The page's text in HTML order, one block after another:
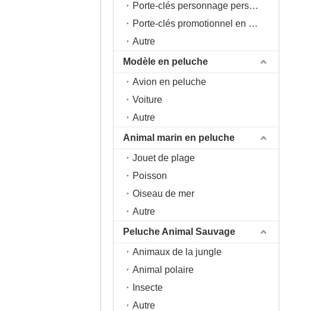
Porte-clés personnage personnage
Porte-clés promotionnel en peluche
Autre
Modèle en peluche
Avion en peluche
Voiture
Autre
Animal marin en peluche
Jouet de plage
Poisson
Oiseau de mer
Autre
Peluche Animal Sauvage
Animaux de la jungle
Animal polaire
Insecte
Autre